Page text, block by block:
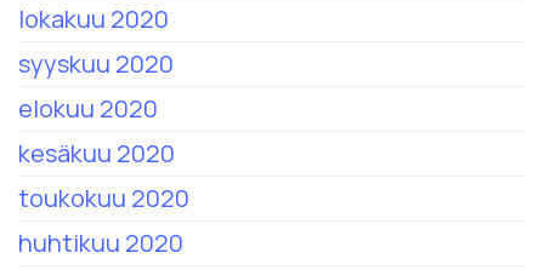
lokakuu 2020
syyskuu 2020
elokuu 2020
kesäkuu 2020
toukokuu 2020
huhtikuu 2020